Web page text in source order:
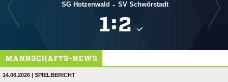
SG Hotzenwald - SV Schwörstadt
:
MANNSCHAFTS-NEWS
14.06.2026 | SPIELBERICHT